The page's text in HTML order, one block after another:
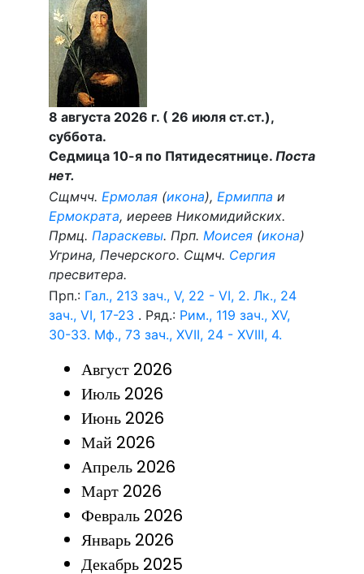
8 августа 2026 г. ( 26 июля ст.ст.),
суббота.
Седмица 10-я по Пятидесятнице. Поста
нет.
Сщмчч. Ермолая(икона), Ермиппа и
Ермократа, иереев Никомидийских.
Прмц. Параскевы. Прп. Моисея(икона)
Угрина, Печерского. Сщмч. Сергия
пресвитера.
Прп.: Гал., 213 зач., V, 22 - VI, 2. Лк., 24
зач., VI, 17-23 . Ряд.: Рим., 119 зач., XV,
30-33. Мф., 73 зач., XVII, 24 - XVIII, 4.
Август 2026
Июль 2026
Июнь 2026
Май 2026
Апрель 2026
Март 2026
Февраль 2026
Январь 2026
Декабрь 2025